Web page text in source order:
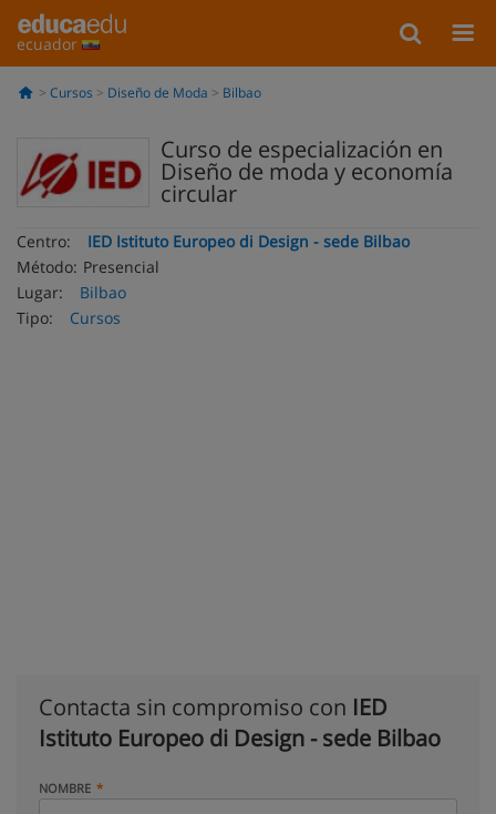
ecuador
Cursos Diseño de Moda Bilbao
Curso de especialización en
Diseño de moda y economía
circular
Centro:
IED Istituto Europeo di Design - sede Bilbao
Método: Presencial
Lugar:
Bilbao
Tipo:
Cursos
Contacta sin compromiso con IED
Istituto Europeo di Design - sede Bilbao
NOMBRE